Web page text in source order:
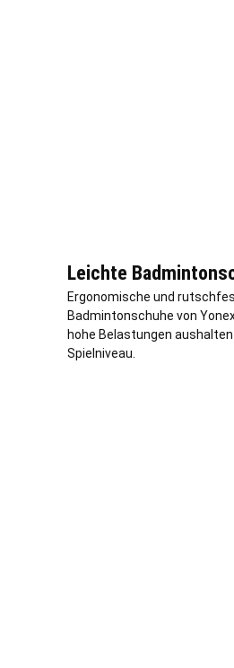
Leichte
Ergonomische und
Badmintonschuhe von
hohe Belastungen
Spielniveau.